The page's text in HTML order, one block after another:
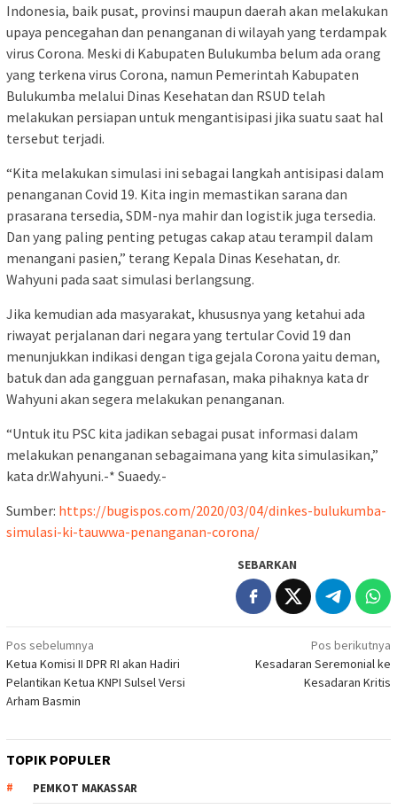
Indonesia, baik pusat, provinsi maupun daerah akan melakukan
upaya pencegahan dan penanganan di wilayah yang terdampak
virus Corona. Meski di Kabupaten Bulukumba belum ada orang
yang terkena virus Corona, namun Pemerintah Kabupaten
Bulukumba melalui Dinas Kesehatan dan RSUD telah
melakukan persiapan untuk mengantisipasi jika suatu saat hal
tersebut terjadi.
“Kita melakukan simulasi ini sebagai langkah antisipasi dalam
penanganan Covid 19. Kita ingin memastikan sarana dan
prasarana tersedia, SDM-nya mahir dan logistik juga tersedia.
Dan yang paling penting petugas cakap atau terampil dalam
menangani pasien,” terang Kepala Dinas Kesehatan, dr.
Wahyuni pada saat simulasi berlangsung.
Jika kemudian ada masyarakat, khususnya yang ketahui ada
riwayat perjalanan dari negara yang tertular Covid 19 dan
menunjukkan indikasi dengan tiga gejala Corona yaitu deman,
batuk dan ada gangguan pernafasan, maka pihaknya kata dr
Wahyuni akan segera melakukan penanganan.
“Untuk itu PSC kita jadikan sebagai pusat informasi dalam
melakukan penanganan sebagaimana yang kita simulasikan,”
kata dr.Wahyuni.-* Suaedy.-
Sumber: https://bugispos.com/2020/03/04/dinkes-bulukumba-
simulasi-ki-tauwwa-penanganan-corona/
SEBARKAN
Navigasi
pos
Pos sebelumnya
Ketua Komisi II DPR RI akan Hadiri
Pelantikan Ketua KNPI Sulsel Versi
Arham Basmin
Pos berikutnya
Kesadaran Seremonial ke
Kesadaran Kritis
TOPIK POPULER
PEMKOT MAKASSAR